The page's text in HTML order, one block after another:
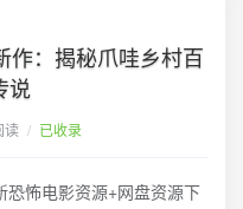
作：揭秘爪哇乡村百
说
读 / 已收录
恐怖电影资源+网盘资源下